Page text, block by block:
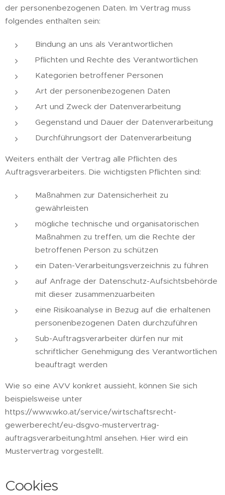
der personenbezogenen Daten. Im Vertrag muss
folgendes enthalten sein:
Bindung an uns als Verantwortlichen
Pflichten und Rechte des Verantwortlichen
Kategorien betroffener Personen
Art der personenbezogenen Daten
Art und Zweck der Datenverarbeitung
Gegenstand und Dauer der Datenverarbeitung
Durchführungsort der Datenverarbeitung
Weiters enthält der Vertrag alle Pflichten des
Auftragsverarbeiters. Die wichtigsten Pflichten sind:
Maßnahmen zur Datensicherheit zu
gewährleisten
mögliche technische und organisatorischen
Maßnahmen zu treffen, um die Rechte der
betroffenen Person zu schützen
ein Daten-Verarbeitungsverzeichnis zu führen
auf Anfrage der Datenschutz-Aufsichtsbehörde
mit dieser zusammenzuarbeiten
eine Risikoanalyse in Bezug auf die erhaltenen
personenbezogenen Daten durchzuführen
Sub-Auftragsverarbeiter dürfen nur mit
schriftlicher Genehmigung des Verantwortlichen
beauftragt werden
Wie so eine AVV konkret aussieht, können Sie sich
beispielsweise unter
https://www.wko.at/service/wirtschaftsrecht-
gewerberecht/eu-dsgvo-mustervertrag-
auftragsverarbeitung.html ansehen. Hier wird ein
Mustervertrag vorgestellt.
Cookies